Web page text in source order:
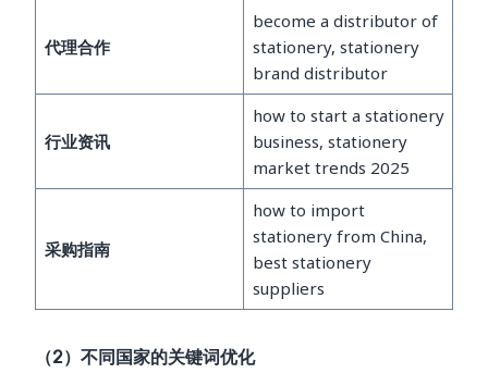
代理合作
become a distributor of
stationery, stationery
brand distributor
行业资讯
how to start a stationery
business, stationery
market trends 2025
采购指南
how to import
stationery from China,
best stationery
suppliers
（2）不同国家的关键词优化